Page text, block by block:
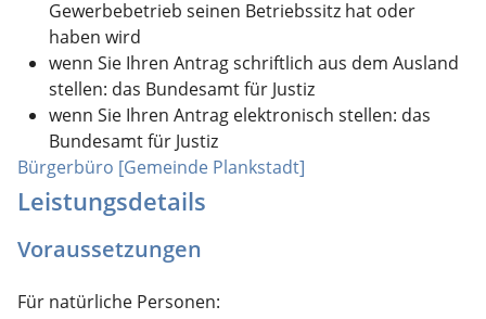
Gewerbebetrieb seinen Betriebssitz hat oder
haben wird
wenn Sie Ihren Antrag schriftlich aus dem Ausland
stellen: das Bundesamt für Justiz
wenn Sie Ihren Antrag elektronisch stellen: das
Bundesamt für Justiz
Bürgerbüro [Gemeinde Plankstadt]
Leistungsdetails
Voraussetzungen
Für natürliche Personen: